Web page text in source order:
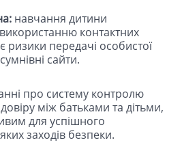
навчання дитини
контактних
ризики передачі особистої
сайти.
про систему контролю
між батьками та дітьми,
для успішного
заходів безпеки.